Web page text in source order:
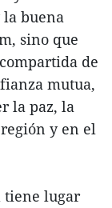
buena
sino que
de
mutua,
la paz, la
y en el
tiene lugar